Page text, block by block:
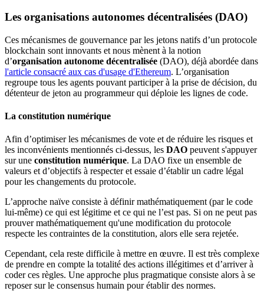
Les organisations autonomes décentralisées (DAO)
Ces mécanismes de gouvernance par les jetons natifs d’un protocole
blockchain sont innovants et nous mènent à la notion
d’organisation autonome décentralisée (DAO), déjà abordée dans
l'article consacré aux cas d'usage d'Ethereum. L’organisation
regroupe tous les agents pouvant participer à la prise de décision, du
détenteur de jeton au programmeur qui déploie les lignes de code.
La constitution numérique
Afin d’optimiser les mécanismes de vote et de réduire les risques et
les inconvénients mentionnés ci-dessus, les DAO peuvent s'appuyer
sur une constitution numérique. La DAO fixe un ensemble de
valeurs et d’objectifs à respecter et essaie d’établir un cadre légal
pour les changements du protocole.
L’approche naïve consiste à définir mathématiquement (par le code
lui-même) ce qui est légitime et ce qui ne l’est pas. Si on ne peut pas
prouver mathématiquement qu'une modification du protocole
respecte les contraintes de la constitution, alors elle sera rejetée.
Cependant, cela reste difficile à mettre en œuvre. Il est très complexe
de prendre en compte la totalité des actions illégitimes et d’arriver à
coder ces règles. Une approche plus pragmatique consiste alors à se
reposer sur le consensus humain pour établir des normes.